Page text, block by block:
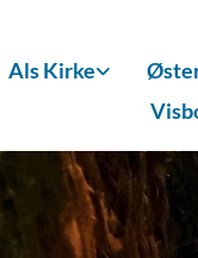
Als Kirke